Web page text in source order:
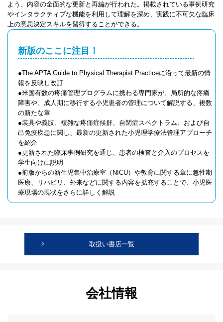
よう、内容の全面的な更新と再編が行われた。掲載されている事例研究
やインタラクティブな機能を利用して理解を深め、実践に不可欠な臨床
上の意思決定スキルを習得することができる。
新版のここに注目！
●The APTA Guide to Physical Therapist Practiceに沿って最新の情
報を反映し改訂
●米国有数の疼痛管理プログラムに携わる専門家が、局所的な疼痛
障害や、成人期に移行する小児患者の管理について解説する、複数
の新たな章
●装具や義肢、複雑な疼痛症候群、自閉症スペクトラム、および自
己免疫疾患に関し、最新の更新された小児理学療法管理アプローチ
を紹介
●更新された臨床事例研究を通じ、患者の検査と介入のプロセスを
学生向けに説明
●前版からの新生児集中治療室（NICU）や教育に関する章に急性期
医療、リハビリ、外来などに関する内容を拡充することで、小児医
療現場の現状をさらに詳しく解説
取扱い書店一覧
会社情報